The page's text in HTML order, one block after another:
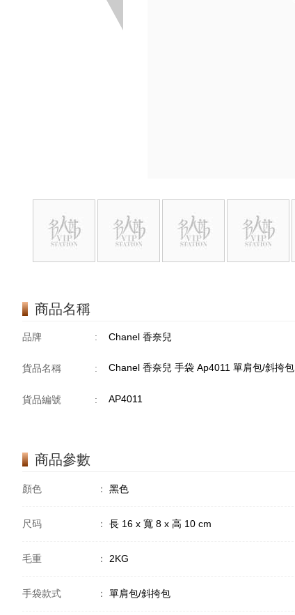
商品名稱
品牌 : Chanel 香奈兒
貨品名稱 : Chanel 香奈兒 手袋 Ap4011 單肩包/斜挎包
貨品編號 : AP4011
商品參數
顏色 ： 黑色
尺码 ： 長 16 x 寬 8 x 高 10 cm
毛重 ： 2KG
手袋款式 ： 單肩包/斜挎包